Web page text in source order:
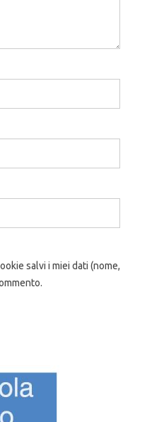
salvi i miei dati (nome,